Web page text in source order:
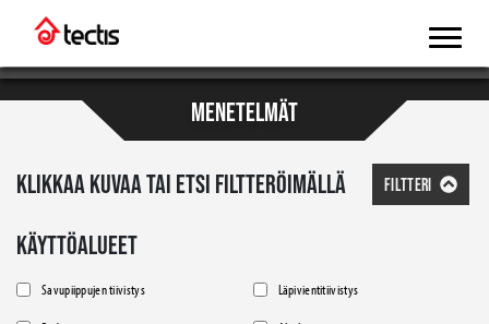
MENETELMÄT
KLIKKAA KUVAA TAI ETSI FILTTERÖIMÄLLÄ FILTTERI
KÄYTTÖALUEET
Savupiippujen tiivistys Läpivientitiivistys